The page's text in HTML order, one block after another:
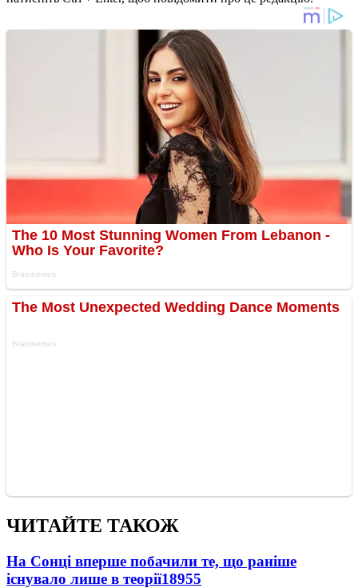
ЧИТАЙТЕ ТАКОЖ
На Сонці вперше побачили те, що раніше
існувало лише в теорії18955